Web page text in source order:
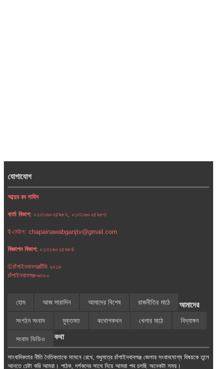
যোগাযোগ
আব্দুর রব নাহিদ
বার্তা বিভাগ: ০১৩১৬০২৫৯৮২, ০১৩১৬০২৫৯৮৩
ই-মেইল: chapainawabganjtv@gmail.com
বিজ্ঞাপন বিভাগ: ০১৩১৬০২৫৯৮৪
©চাঁপাইনবাবগঞ্জটিভি ২০১৮
চাঁপাইনবাবগঞ্জ-৬৩০০
হোম আজ সারাদিন আমাদের বিশেষ রাজনীতির মাঠে
সংগঠন সংবাদ মুক্তমত কথোপকথন খেলার মাঠে বিদ্যাঙ্গন
সংবাদ ভিডিও
আমাদের
কথা
সাংবাদিকতার নীতি নৈতিকতাকে সামনে রেখে, শুধুমাত্র চাঁপাইনবাবগঞ্জ জেলার সংবাদযোগ্য বিষয়কে তুলে
আনতে চেষ্টা করি আমরা। পাঠক, দর্শকদের সাথে নিয়ে আমরা পথ চলছি অনেকটা সময়।